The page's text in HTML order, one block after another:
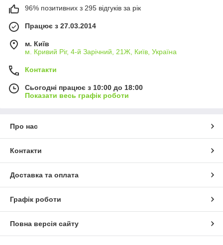
96% позитивних з 295 відгуків за рік
Працює з 27.03.2014
м. Київ
м. Кривий Ріг, 4-й Зарічний, 21Ж, Київ, Україна
Контакти
Сьогодні працює з 10:00 до 18:00
Показати весь графік роботи
Про нас
Контакти
Доставка та оплата
Графік роботи
Повна версія сайту